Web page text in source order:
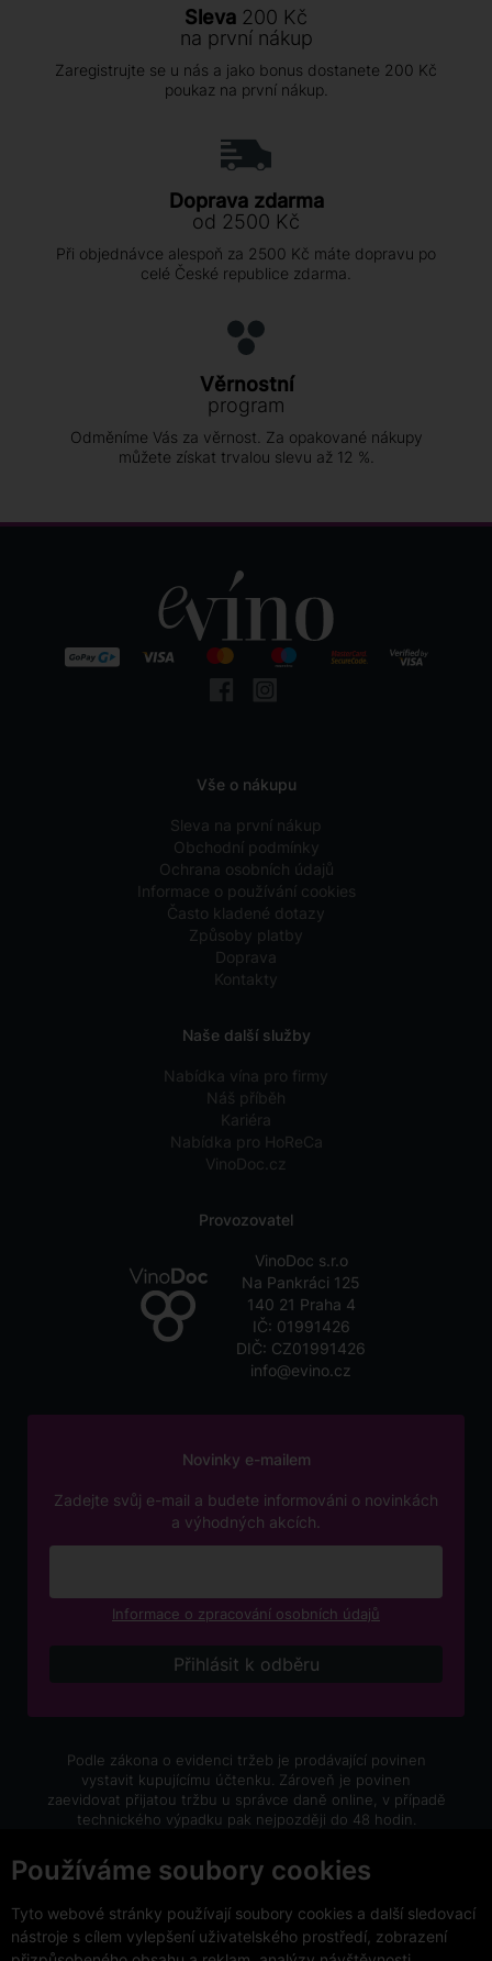
Používáme soubory cookies
Tyto webové stránky používají soubory cookies a další sledovací
nástroje s cílem vylepšení uživatelského prostředí, zobrazení
Sleva 200 Kč
na první nákup
Zaregistrujte se u nás a jako bonus dostanete 200 Kč
poukaz na první nákup.
Doprava zdarma
od 2500 Kč
Při objednávce alespoň za 2500 Kč máte dopravu po
celé České republice zdarma.
Věrnostní
program
Odměníme Vás za věrnost. Za opakované nákupy
můžete získat trvalou slevu až 12 %.
Vše o nákupu
Sleva na první nákup
Obchodní podmínky
Ochrana osobních údajů
Informace o používání cookies
Často kladené dotazy
Způsoby platby
Doprava
Kontakty
Naše další služby
Nabídka vína pro firmy
Náš příběh
Kariéra
Nabídka pro HoReCa
VinoDoc.cz
Provozovatel
VinoDoc s.r.o
Na Pankráci 125
140 21 Praha 4
IČ: 01991426
DIČ: CZ01991426
info@evino.cz
Novinky e-mailem
Zadejte svůj e-mail a budete informováni o novinkách
a výhodných akcích.
Informace o zpracování osobních údajů
Podle zákona o evidenci tržeb je prodávající povinen
vystavit kupujícímu účtenku. Zároveň je povinen
zaevidovat přijatou tržbu u správce daně online, v případě
technického výpadku pak nejpozději do 48 hodin.
nápojů osobám mladším 18 let.